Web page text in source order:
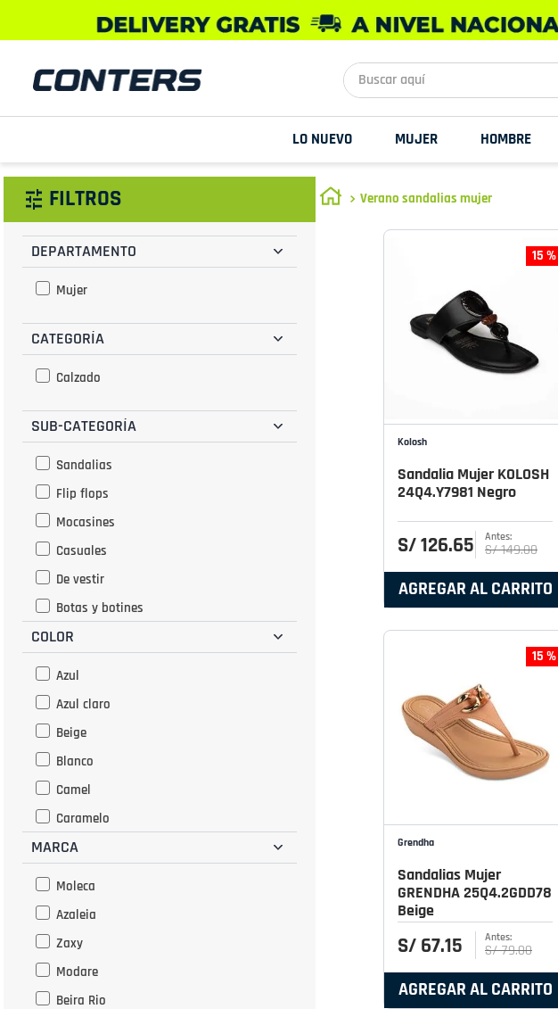
Buscar aquí
LO NUEVO MUJER HOMBRE
FILTROS
DEPARTAMENTO
Mujer
CATEGORÍA
Calzado
SUB-CATEGORÍA
Sandalias
Flip flops
Mocasines
Casuales
De vestir
Botas y botines
COLOR
Azul
Azul claro
Beige
Blanco
Camel
Caramelo
Celeste
MARCA
Moleca
Azaleia
Zaxy
Modare
Beira Rio
Verano sandalias mujer
15 %
Kolosh
Sandalia Mujer KOLOSH
24Q4.Y7981 Negro
S/126.65 S/149.00
AGREGAR AL CARRITO
15 %
Grendha
Sandalias Mujer
GRENDHA 25Q4.2GDD78
Beige
S/ 67.15 S/79.00
AGREGAR AL CARRITO